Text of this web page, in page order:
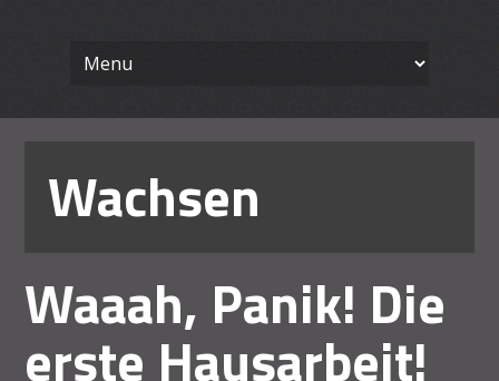
Arbeiten
Wachsen
Waaah, Panik! Die
erste Hausarbeit!